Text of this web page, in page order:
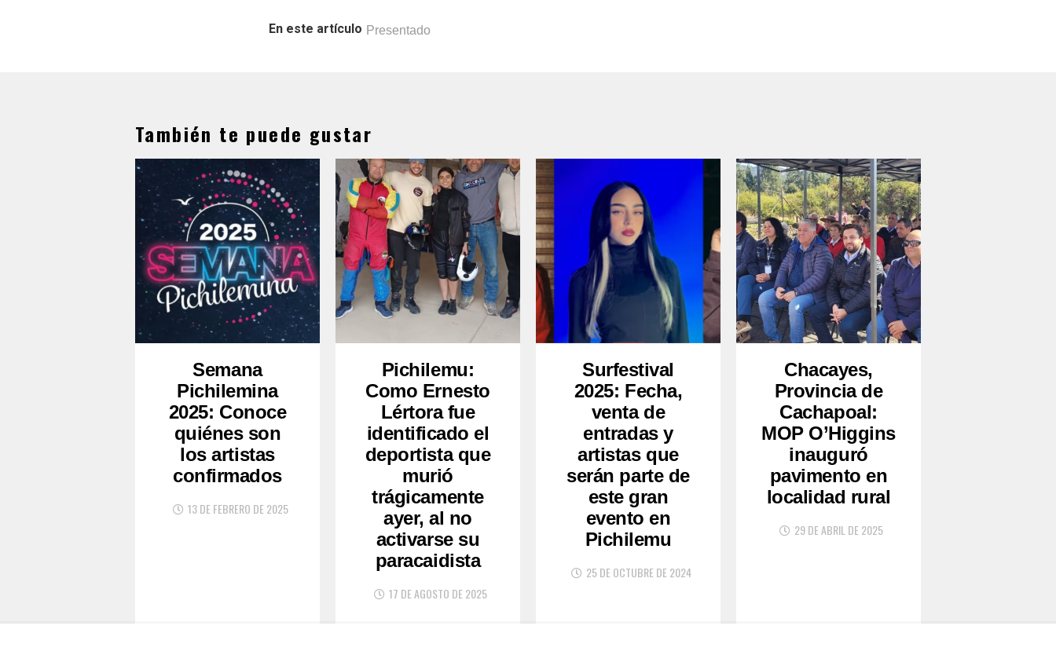
En este artículo Presentado
También te puede gustar
Semana
Pichilemina
2025: Conoce
quiénes son
los artistas
confirmados
13 DE FEBRERO DE 2025
Pichilemu:
Como Ernesto
Lértora fue
identificado el
deportista que
murió
trágicamente
ayer, al no
activarse su
paracaidista
17 DE AGOSTO DE 2025
Surfestival
2025: Fecha,
venta de
entradas y
artistas que
serán parte de
este gran
evento en
Pichilemu
25 DE OCTUBRE DE 2024
Chacayes,
Provincia de
Cachapoal:
MOP O’Higgins
inauguró
pavimento en
localidad rural
29 DE ABRIL DE 2025